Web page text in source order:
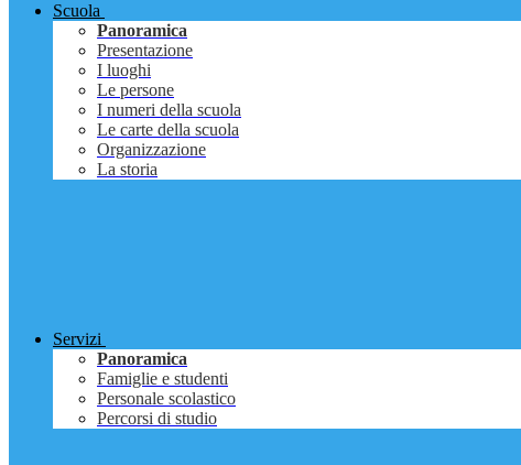
Scuola
Panoramica
Presentazione
I luoghi
Le persone
I numeri della scuola
Le carte della scuola
Organizzazione
La storia
Servizi
Panoramica
Famiglie e studenti
Personale scolastico
Percorsi di studio